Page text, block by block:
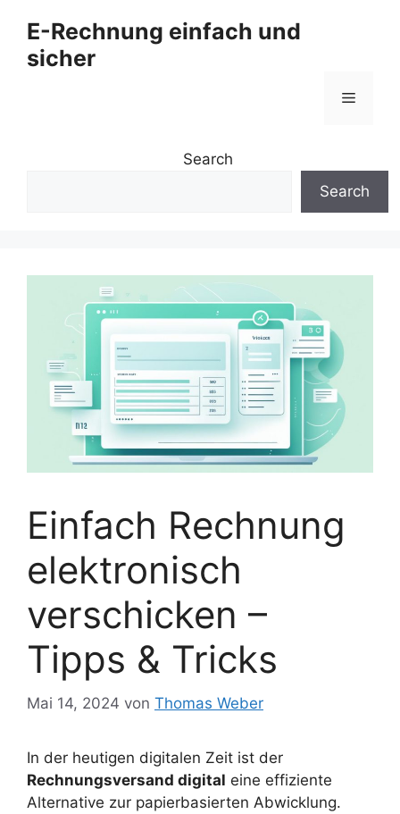
Inhalt
springen
E-Rechnung einfach und
sicher
Menü
Search
Search
Einfach Rechnung
elektronisch
verschicken –
Tipps & Tricks
Mai 14, 2024 von Thomas Weber
In der heutigen digitalen Zeit ist der
Rechnungsversand digital eine effiziente
Alternative zur papierbasierten Abwicklung.